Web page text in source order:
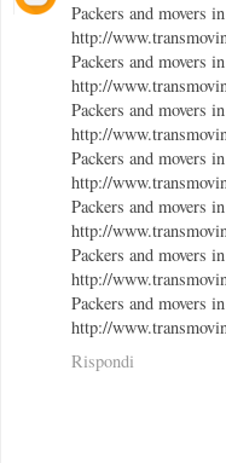
Packers and movers
http://
Packers and movers
http://
Packers and movers
http://
Packers and movers
http://
Packers and movers
http://
Packers and movers
http://
Packers and movers
http://
Rispondi